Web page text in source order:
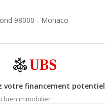
98000 - Monaco
votre financement potentiel
bien immobilier